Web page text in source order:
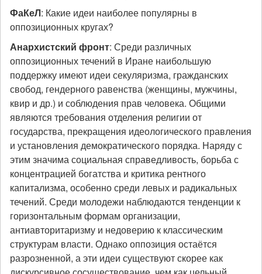
ФаКеЛ: Какие идеи наиболее популярны в
оппозиционных кругах?
Анархистский фронт: Среди различных
оппозиционных течений в Иране наибольшую
поддержку имеют идеи секуляризма, гражданских
свобод, гендерного равенства (женщины, мужчины,
квир и др.) и соблюдения прав человека. Общими
являются требования отделения религии от
государства, прекращения идеологического правления
и установления демократического порядка. Наряду с
этим значима социальная справедливость, борьба с
концентрацией богатства и критика рентного
капитализма, особенно среди левых и радикальных
течений. Среди молодежи наблюдаются тенденции к
горизонтальным формам организации,
антиавторитаризму и недоверию к классическим
структурам власти. Однако оппозиция остаётся
разрозненной, а эти идеи существуют скорее как